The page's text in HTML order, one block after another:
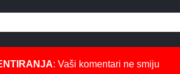
: Vaši komentari ne smiju